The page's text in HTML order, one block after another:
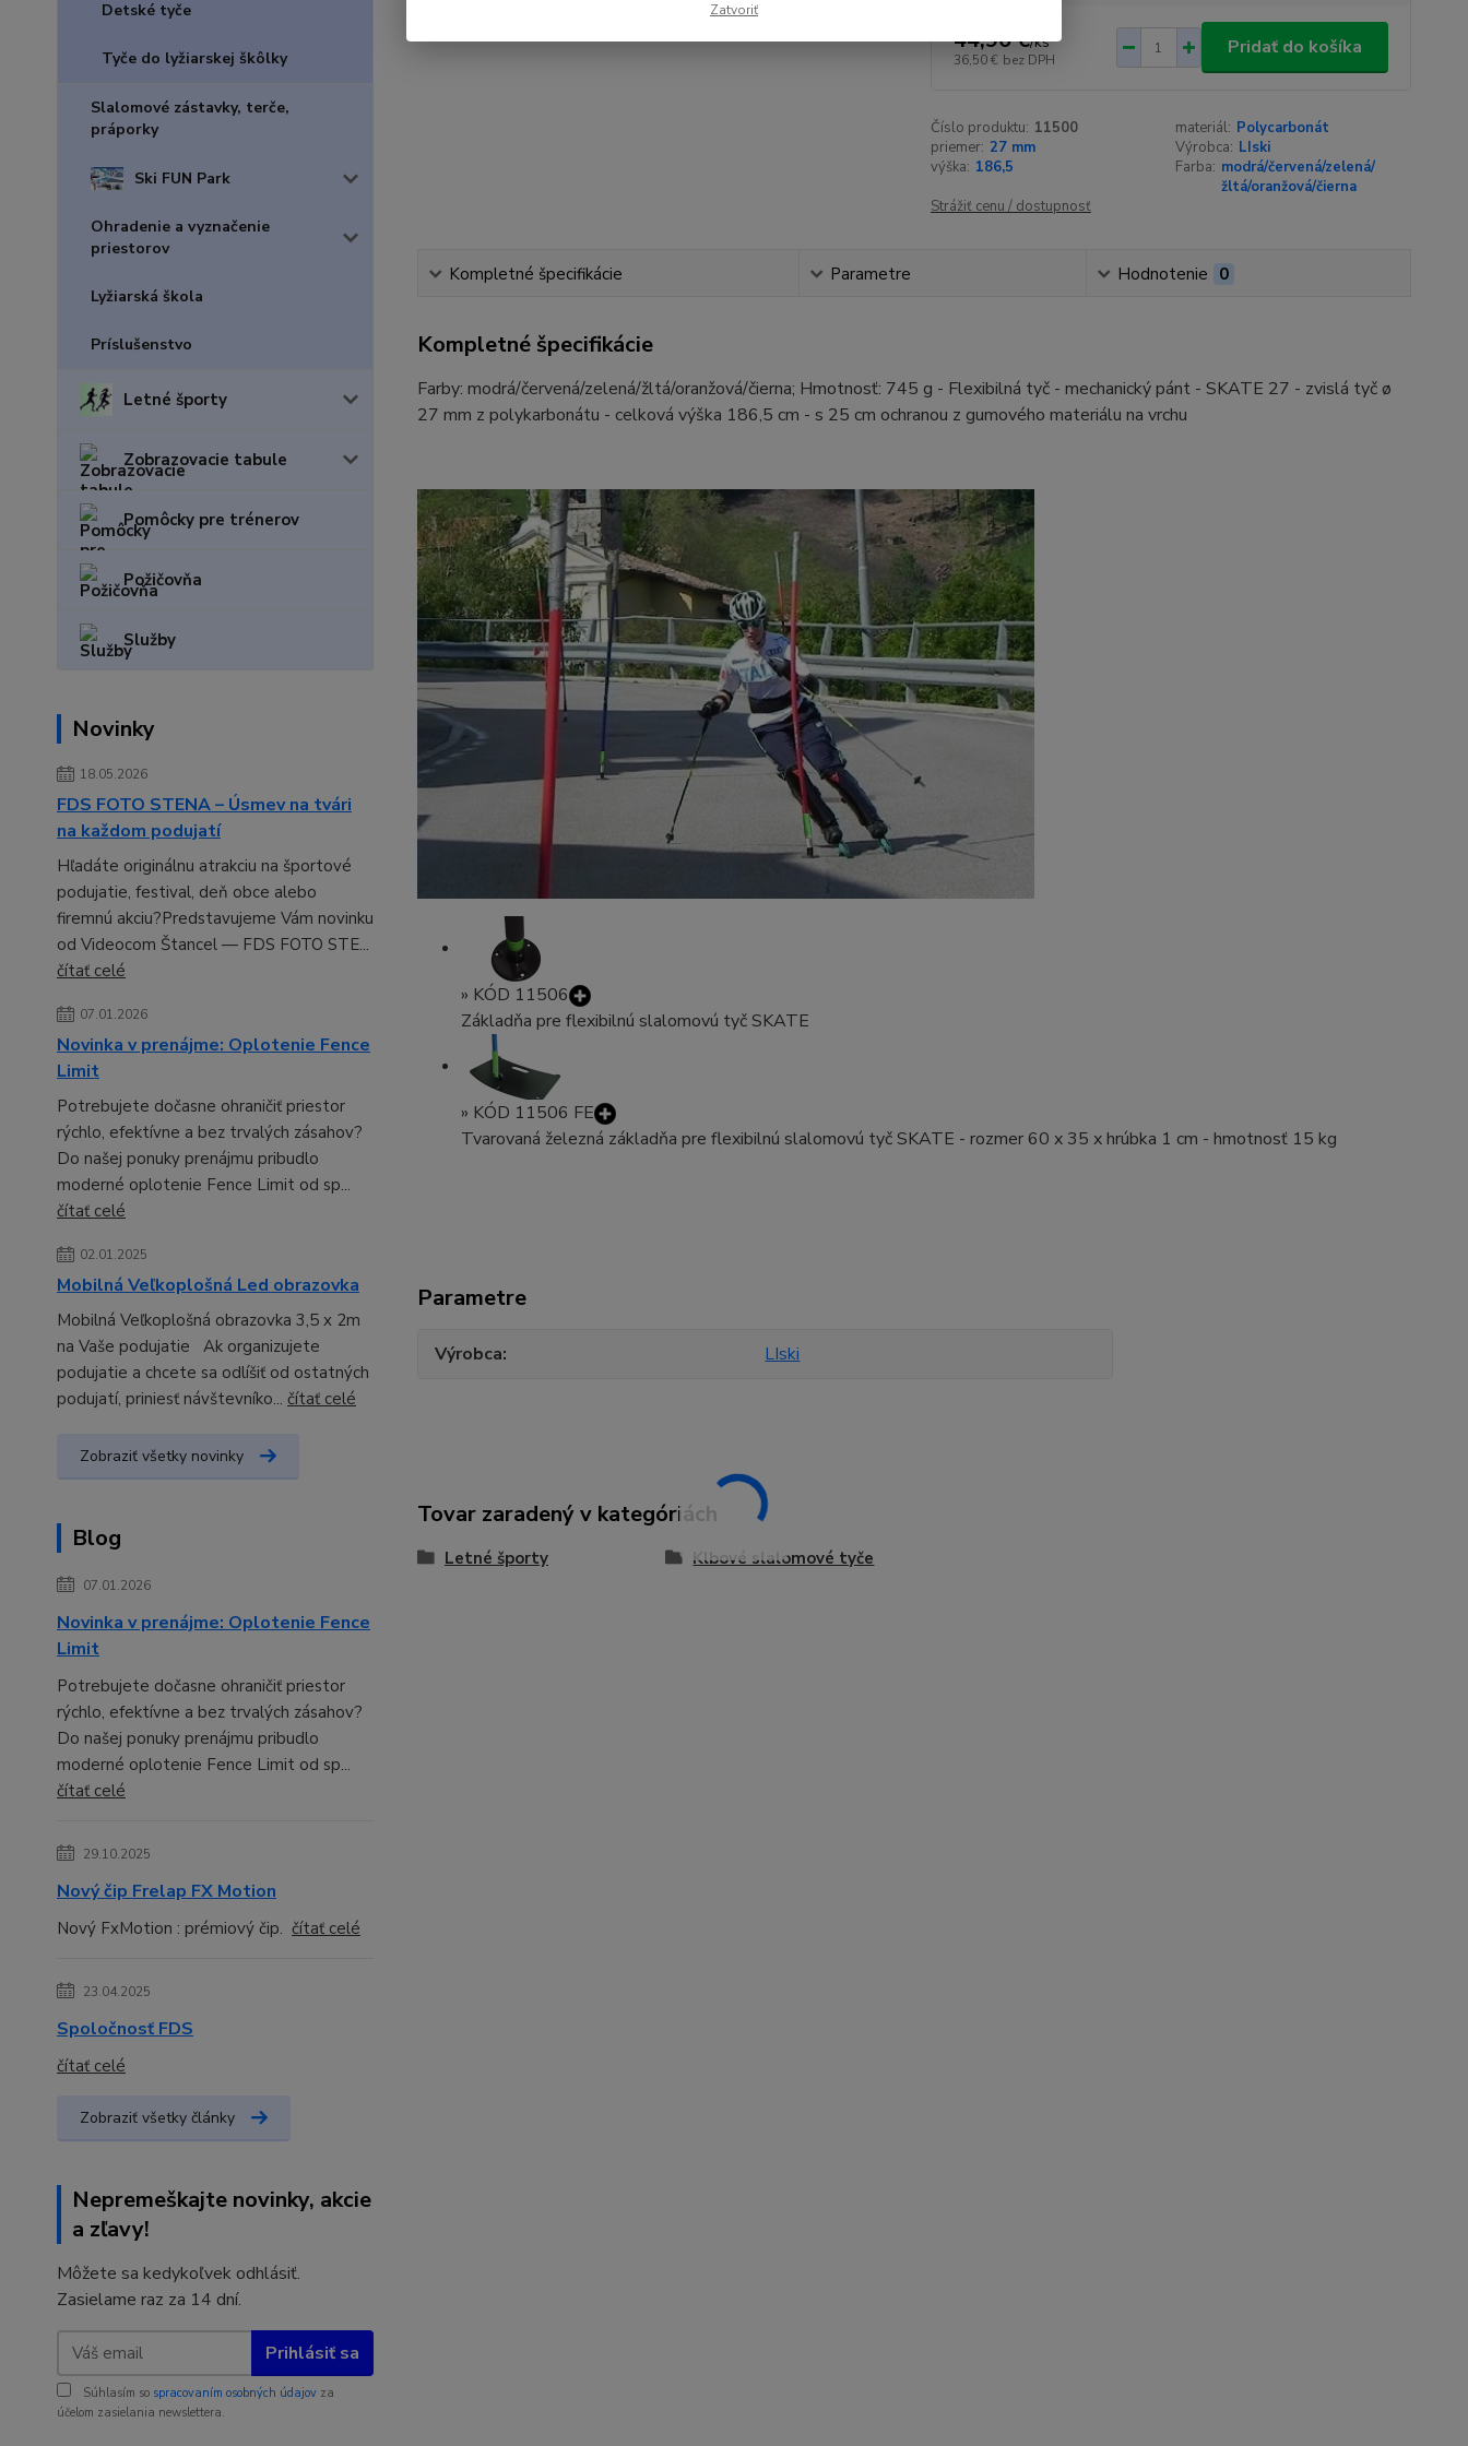
Detské tyče
Tyče do lyžiarskej škôlky
Slalomové zástavky, terče,
práporky
Ski FUN Park
Ohradenie a vyznačenie
priestorov
Lyžiarská škola
Príslušenstvo
Letné športy
Zobrazovacie tabule
Pomôcky pre trénerov
Požičovňa
Služby
Novinky
18.05.2026
FDS FOTO STENA – Úsmev na tvári
na každom podujatí
Hľadáte originálnu atrakciu na športové
podujatie, festival, deň obce alebo
firemnú akciu?Predstavujeme Vám novinku
od Videocom Štancel — FDS FOTO STE...
čítať celé
07.01.2026
Novinka v prenájme: Oplotenie Fence
Limit
Potrebujete dočasne ohraničiť priestor
rýchlo, efektívne a bez trvalých zásahov?
Do našej ponuky prenájmu pribudlo
moderné oplotenie Fence Limit od sp...
čítať celé
02.01.2025
Mobilná Veľkoplošná Led obrazovka
Mobilná Veľkoplošná obrazovka 3,5 x 2m
na Vaše podujatie Ak organizujete
podujatie a chcete sa odlíšiť od ostatných
podujatí, priniesť návštevníko... čítať celé
Zobraziť všetky novinky
Blog
07.01.2026
Novinka v prenájme: Oplotenie Fence
Limit
Potrebujete dočasne ohraničiť priestor
rýchlo, efektívne a bez trvalých zásahov?
Do našej ponuky prenájmu pribudlo
moderné oplotenie Fence Limit od sp...
čítať celé
29.10.2025
Nový čip Frelap FX Motion
Nový FxMotion : prémiový čip. čítať celé
23.04.2025
Spoločnosť FDS
čítať celé
Zobraziť všetky články
Nepremeškajte novinky, akcie
a zľavy!
Môžete sa kedykoľvek odhlásiť.
Zasielame raz za 14 dní.
Prihlásiť sa
Súhlasím so spracovaním osobných údajov za
účelom zasielania newslettera.
44,90 €/ks
36,50 € bez DPH
Pridať do košíka
Číslo produktu: 11500 materiál: Polycarbonát
priemer: 27 mm Výrobca: LIski
výška: 186,5 Farba: modrá/červená/zelená/
žltá/oranžová/čierna
Strážiť cenu / dostupnosť
Kompletné špecifikácie Parametre Hodnotenie 0
Kompletné špecifikácie
Farby: modrá/červená/zelená/žltá/oranžová/čierna; Hmotnosť: 745 g - Flexibilná tyč - mechanický pánt - SKATE 27 - zvislá tyč ø
27 mm z polykarbonátu - celková výška 186,5 cm - s 25 cm ochranou z gumového materiálu na vrchu
» KÓD 11506
Základňa pre flexibilnú slalomovú tyč SKATE
» KÓD 11506 FE
Tvarovaná železná základňa pre flexibilnú slalomovú tyč SKATE - rozmer 60 x 35 x hrúbka 1 cm - hmotnosť 15 kg
Parametre
Výrobca LIski
Tovar zaradený v kategóriách
Letné športy Klbové slalomové tyče
Zatvoriť